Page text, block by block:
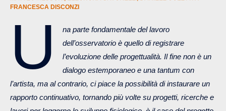
FRANCESCA DISCONZI
U
na parte fondamentale del lavoro
dell’osservatorio è quello di registrare
l’evoluzione delle progettualità. Il fine non è un
dialogo estemporaneo e una tantum con
l’artista, ma al contrario, ci piace la possibilità di instaurare un
rapporto continuativo, tornando più volte su progetti, ricerche e